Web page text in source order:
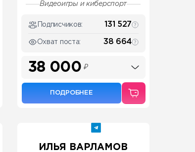
Видеоигры и киберспорт
Подписчиков: 131 527
Охват поста: 38 664
38 000₽
ПОДРОБНЕЕ
ИЛЬЯ ВАРЛАМОВ